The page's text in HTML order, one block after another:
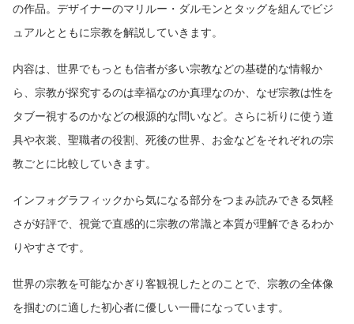
の作品。デザイナーのマリルー・ダルモンとタッグを組んでビジ
ュアルとともに宗教を解説していきます。
内容は、世界でもっとも信者が多い宗教などの基礎的な情報か
ら、宗教が探究するのは幸福なのか真理なのか、なぜ宗教は性を
タブー視するのかなどの根源的な問いなど。さらに祈りに使う道
具や衣裳、聖職者の役割、死後の世界、お金などをそれぞれの宗
教ごとに比較していきます。
インフォグラフィックから気になる部分をつまみ読みできる気軽
さが好評で、視覚で直感的に宗教の常識と本質が理解できるわか
りやすさです。
世界の宗教を可能なかぎり客観視したとのことで、宗教の全体像
を掴むのに適した初心者に優しい一冊になっています。